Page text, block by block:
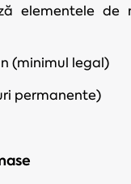
elementele
(minimul legal)
permanente)